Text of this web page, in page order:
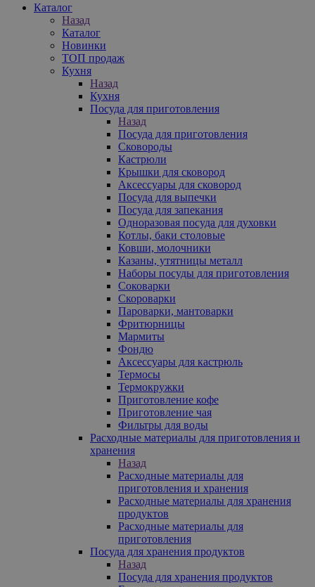
Каталог
Назад
Каталог
Новинки
ТОП продаж
Кухня
Назад
Кухня
Посуда для приготовления
Назад
Посуда для приготовления
Сковороды
Кастрюли
Крышки для сковород
Аксессуары для сковород
Посуда для выпечки
Посуда для запекания
Одноразовая посуда для духовки
Котлы, баки столовые
Ковши, молочники
Казаны, утятницы металл
Наборы посуды для приготовления
Соковарки
Скороварки
Пароварки, мантоварки
Фритюрницы
Мармиты
Фондю
Аксессуары для кастрюль
Термосы
Термокружки
Приготовление кофе
Приготовление чая
Фильтры для воды
Расходные материалы для приготовления и
хранения
Назад
Расходные материалы для
приготовления и хранения
Расходные материалы для хранения
продуктов
Расходные материалы для
приготовления
Посуда для хранения продуктов
Назад
Посуда для хранения продуктов